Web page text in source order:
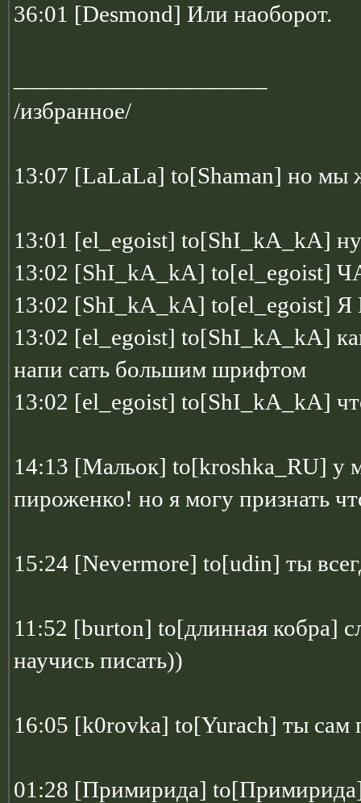
36:01 [Desmond] Или наоборот.
/избранное/
13:07 [LaLaLa] to[Shaman] но мы
13:01 [el_egoist] to[ShI_kA_kA]
13:02 [ShI_kA_kA] to[el_egoist]
13:02 [ShI_kA_kA]
13:02 [el_egoist] to[ShI_kA_kA]
напи сать большим шрифтом
13:02 [el_egoist] to[ShI_kA_kA]
14:13 [Мальок] to[kroshka_RU] у
пироженко! но я могу признать
15:24 [Nevermore] to[udin] ты
11:52 [burton] to[длинная кобра]
научись писать))
16:05 [k0rovka] to[Yurach] ты сам
01:28 [Примирида]